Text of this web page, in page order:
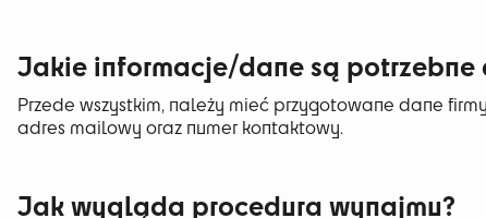
Jakie informacje/dane są potrzebne
Przede wszystkim, należy mieć przygotowane dane
adres mailowy oraz numer kontaktowy.
Jak wygląda procedura wynajmu?